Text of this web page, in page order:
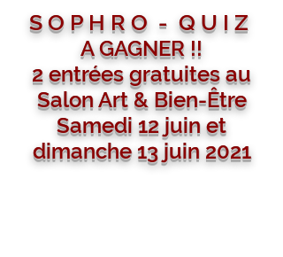
S O P H R O - Q U I Z
A GAGNER !!
2 entrées gratuites au
Salon Art & Bien-Être
Samedi 12 juin et
dimanche 13 juin 2021